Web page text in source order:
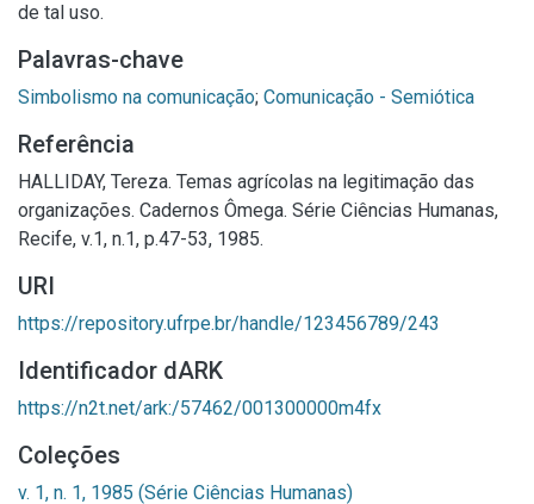
de tal uso.
Palavras-chave
Simbolismo na comunicação; Comunicação - Semiótica
Referência
HALLIDAY, Tereza. Temas agrícolas na legitimação das
organizações. Cadernos Ômega. Série Ciências Humanas,
Recife, v.1, n.1, p.47-53, 1985.
URI
https://repository.ufrpe.br/handle/123456789/243
Identificador dARK
https://n2t.net/ark:/57462/001300000m4fx
Coleções
v. 1, n. 1, 1985 (Série Ciências Humanas)